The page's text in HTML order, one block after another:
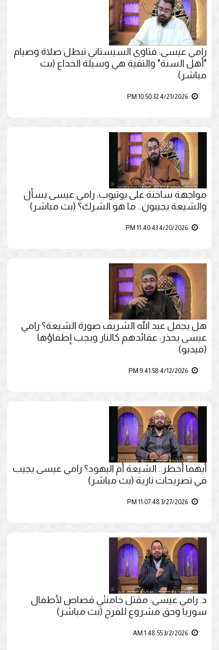
رامي عيسى: فتاوى السيستاني تبطل صلاة وصيام
"أهل السنة" والتقية هي وسيلة الخداع (بث
مباشر)
مواجهة ساخنة على يوتيوب: رامي عيسى يسأل
والشيعة يجيبون.. ما هو الشرك؟ (بث مباشر)
هل يجمل عبد الله الشريف صورة الشيعة؟ رامي
عيسى يحذر: عقائدهم كالنار ويجب إطفاؤها
(فيديو)
أيهما أخطر.. الشيعة أم اليهود؟ رامي عيسى يجيب
في تصريحات نارية (بث مباشر)
د. رامي عيسى: مقتل خامنئي قصاص لأطفال
سوريا وحق مشروع للفرح (بث مباشر)